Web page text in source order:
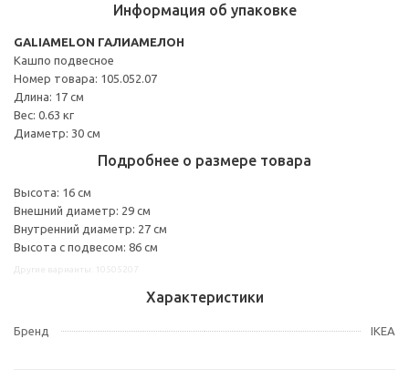
Информация об упаковке
GALIAMELON ГАЛИАМЕЛОН
Кашпо подвесное
Номер товара: 105.052.07
Длина: 17 см
Вес: 0.63 кг
Диаметр: 30 см
Подробнее о размере товара
Высота: 16 см
Внешний диаметр: 29 см
Внутренний диаметр: 27 см
Высота с подвесом: 86 см
Характеристики
Бренд IKEA